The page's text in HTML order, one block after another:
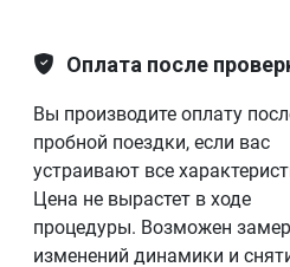
Оплата после
Вы производите оплату
пробной поездки, если вас
устраивают все
Цена не вырастет в ходе
процедуры. Возможен замер
изменений динамики и